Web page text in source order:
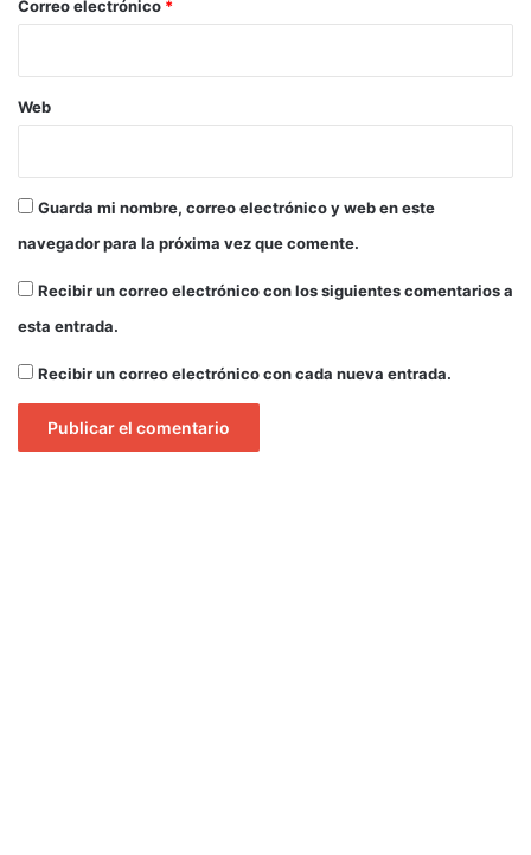
*
Correo electrónico *
Web
Guarda mi nombre, correo electrónico y web en este
navegador para la próxima vez que comente.
Recibir un correo electrónico con los siguientes comentarios a
esta entrada.
Recibir un correo electrónico con cada nueva entrada.